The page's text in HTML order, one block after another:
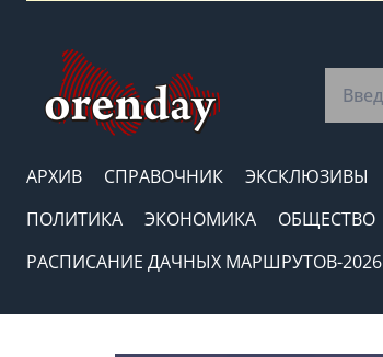
АРХИВ СПРАВОЧНИК ЭКСКЛЮЗИВЫ
ПОЛИТИКА
ЭКОНОМИКА ОБЩЕСТВО
РАСПИСАНИЕ ДАЧНЫХ МАРШРУТОВ-2026